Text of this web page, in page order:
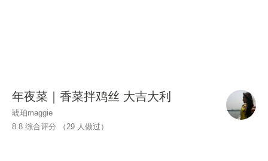
年夜菜｜香菜拌鸡丝 大吉大利
琥珀maggie
8.8 综合评分 （29 人做过）